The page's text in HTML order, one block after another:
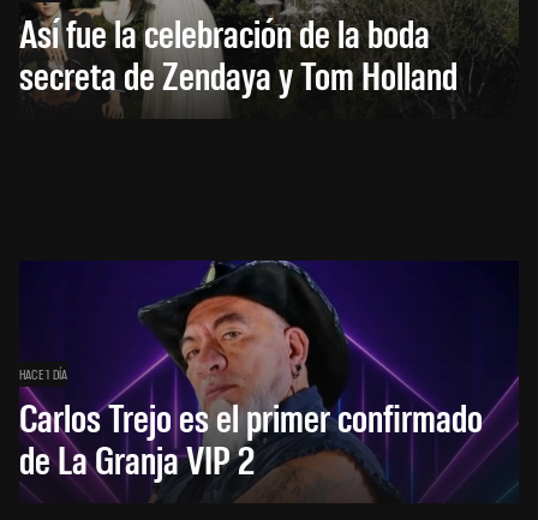
Así fue la celebración de la boda
secreta de Zendaya y Tom Holland
HACE 1 DÍA
Carlos Trejo es el primer confirmado
de La Granja VIP 2